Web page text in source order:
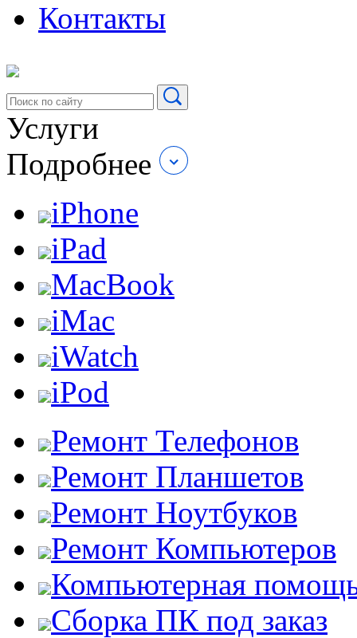
Контакты
Услуги
Подробнее
iPhone
iPad
MacBook
iMac
iWatch
iPod
Ремонт Телефонов
Ремонт Планшетов
Ремонт Ноутбуков
Ремонт Компьютеров
Компьютерная
Сборка ПК под заказ